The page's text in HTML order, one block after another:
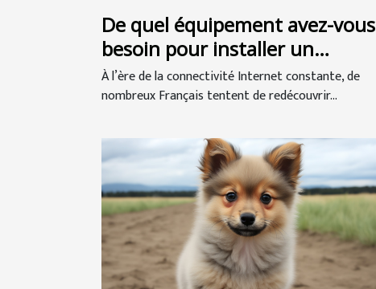
De quel équipement avez-vous
besoin pour installer un
incubateur de poulet ?
À l’ère de la connectivité Internet constante, de
nombreux Français tentent de redécouvrir...